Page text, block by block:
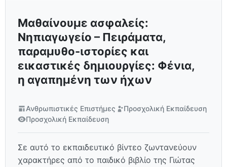
Μαθαίνουμε ασφαλείς:
Νηπιαγωγείο – Πειράματα,
παραμυθο-ιστορίες και
εικαστικές δημιουργίες: Φένια,
η αγαπημένη των ήχων
Ανθρωπιστικές Επιστήμες
Προσχολική Εκπαίδευση
Προσχολική Εκπαίδευση
Σε αυτό το εκπαιδευτικό βίντεο ζωντανεύουν
χαρακτήρες από το παιδικό βιβλίο της Γιώτας